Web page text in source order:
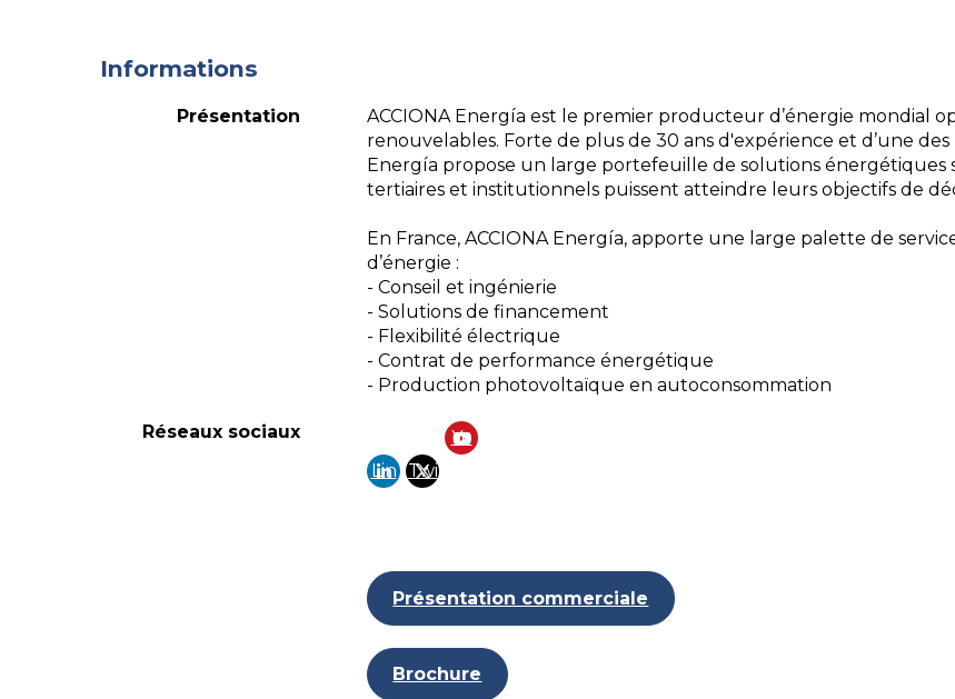
Informations
Présentation
ACCIONA Energía est le premier producteur d’énergie mondial
renouvelables. Forte de plus de 30 ans d'expérience et d’une
Energía propose un large portefeuille de solutions énergétiques
tertiaires et institutionnels puissent atteindre leurs objectifs de
En France, ACCIONA Energía, apporte une large palette de
d’énergie :
- Conseil et ingénierie
- Solutions de financement
- Flexibilité électrique
- Contrat de performance énergétique
- Production photovoltaïque en autoconsommation
Réseaux sociaux
Lin Twi
Yo
Présentation commerciale
Brochure